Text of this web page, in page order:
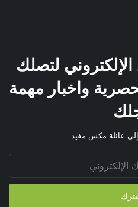
لتصلك
واخبار مهمة
عائلة مكس مفيد